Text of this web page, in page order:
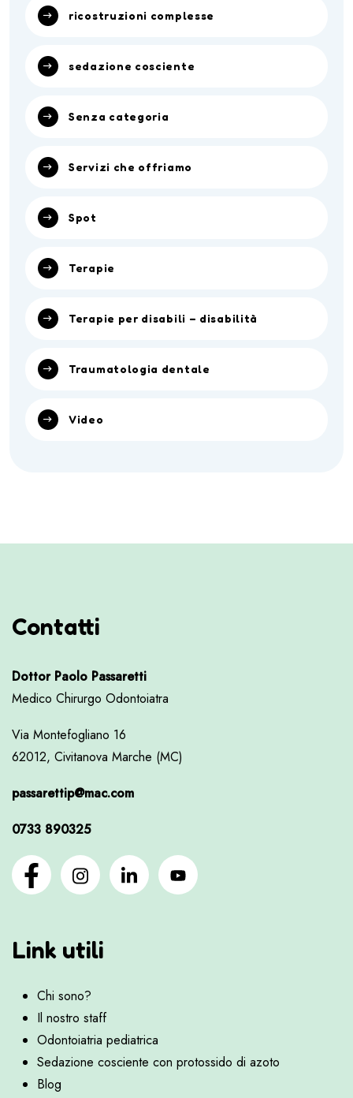
ricostruzioni complesse
sedazione cosciente
Senza categoria
Servizi che offriamo
Spot
Terapie
Terapie per disabili – disabilità
Traumatologia dentale
Video
Contatti
Dottor Paolo Passaretti
Medico Chirurgo Odontoiatra
Via Montefogliano 16
62012, Civitanova Marche (MC)
passarettip@mac.com
0733 890325
Link utili
Chi sono?
Il nostro staff
Odontoiatria pediatrica
Sedazione cosciente con protossido di azoto
Blog